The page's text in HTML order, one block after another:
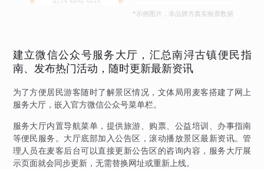
*示例图片，非品牌方真实验票数据
建立微信公众号服务大厅，汇总南浔古镇便民指
南、发布热门活动，随时更新最新资讯
为了方便居民游客随时了解景区情况，文体局用麦客搭建了网上
服务大厅，嵌入官方微信公众号菜单栏。
服务大厅内置导航菜单，提供旅游、购票、公益培训、办事指南
等便民服务。大厅底部加入公告区，滚动播放景区最新资讯。管
理人员在麦客后台可以直接更新公告区的咨询内容，服务大厅展
示页面就会同步更新，无需替换网址或重新上线。